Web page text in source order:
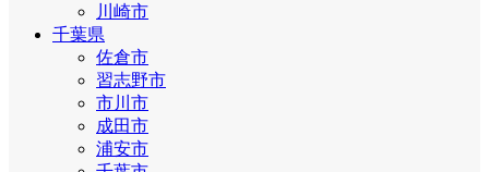
川崎市
千葉県
佐倉市
習志野市
市川市
成田市
浦安市